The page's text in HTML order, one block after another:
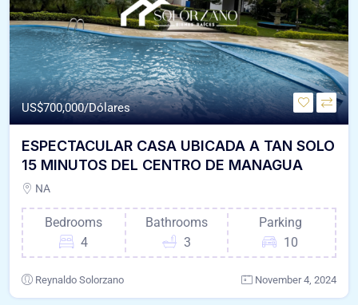
US$700,000/Dólares
ESPECTACULAR CASA UBICADA A TAN SOLO
15 MINUTOS DEL CENTRO DE MANAGUA
NA
Bedrooms
4
Bathrooms
3
Parking
10
Reynaldo Solorzano November 4, 2024